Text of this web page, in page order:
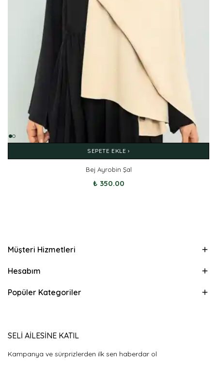
SEPETE EKLE ›
Bej Ayrobin Şal
₺ 350.00
Müşteri Hizmetleri
Hesabım
Popüler Kategoriler
SELİ AİLESİNE KATIL
Kampanya ve sürprizlerden ilk sen haberdar ol